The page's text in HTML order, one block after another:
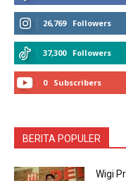
26,769 Followers
37,300 Followers
0 Subscribers
BERITA POPULER
Wigi